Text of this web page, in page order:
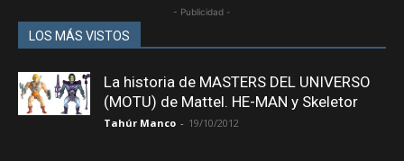
- Publicidad -
LOS MÁS VISTOS
La historia de MASTERS DEL UNIVERSO
(MOTU) de Mattel. HE-MAN y Skeletor
Tahúr Manco - 19/10/2012